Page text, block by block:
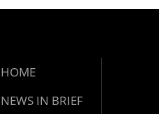
HOME
NEWS IN BRIEF